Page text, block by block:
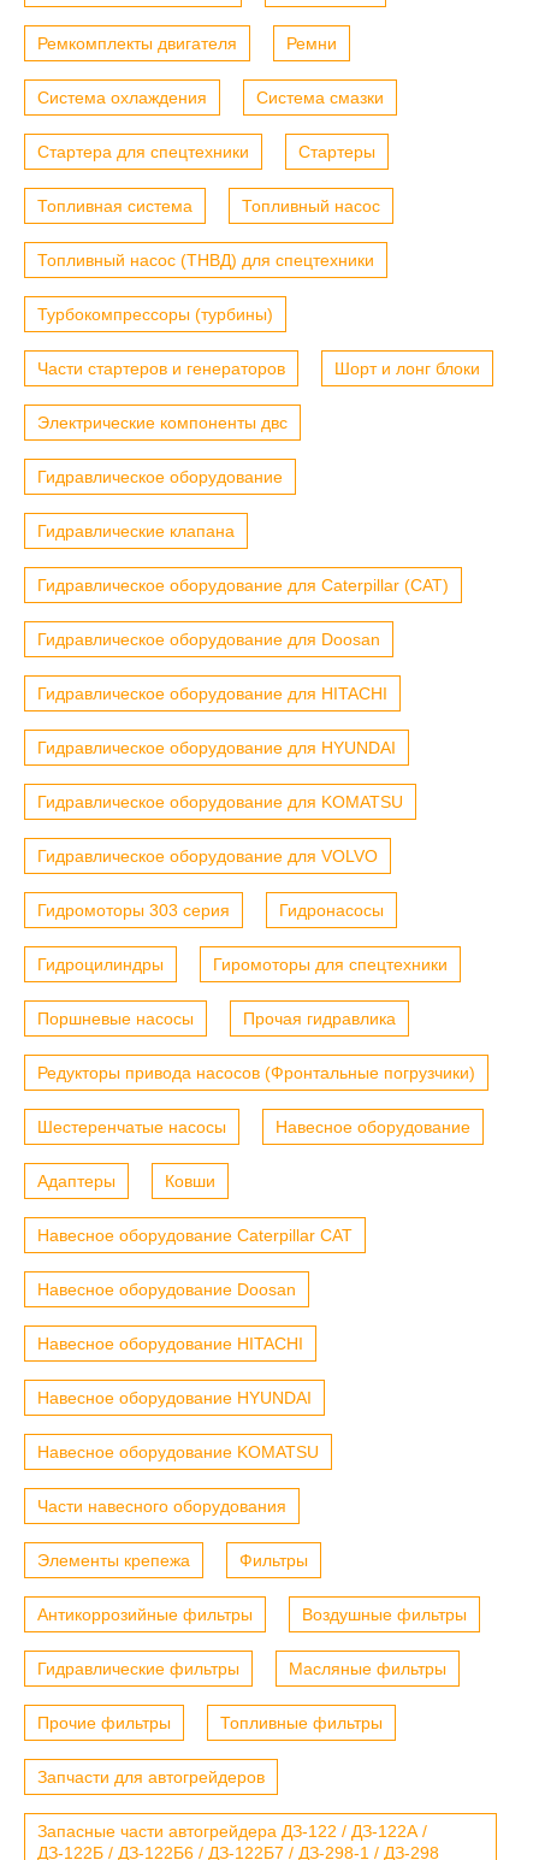
Ремкомплекты двигателя Ремни
Система охлаждения Система смазки
Стартера для спецтехники Стартеры
Топливная система Топливный насос
Топливный насос (ТНВД) для спецтехники
Турбокомпрессоры (турбины)
Части стартеров и генераторов Шорт и лонг блоки
Электрические компоненты двс
Гидравлическое оборудование
Гидравлические клапана
Гидравлическое оборудование для Caterpillar (CAT)
Гидравлическое оборудование для Doosan
Гидравлическое оборудование для HITACHI
Гидравлическое оборудование для HYUNDAI
Гидравлическое оборудование для KOMATSU
Гидравлическое оборудование для VOLVO
Гидромоторы 303 серия Гидронасосы
Гидроцилиндры Гиромоторы для спецтехники
Поршневые насосы Прочая гидравлика
Редукторы привода насосов (Фронтальные погрузчики)
Шестеренчатые насосы Навесное оборудование
Адаптеры Ковши
Навесное оборудование Caterpillar CAT
Навесное оборудование Doosan
Навесное оборудование HITACHI
Навесное оборудование HYUNDAI
Навесное оборудование KOMATSU
Части навесного оборудования
Элементы крепежа Фильтры
Антикоррозийные фильтры Воздушные фильтры
Гидравлические фильтры Масляные фильтры
Прочие фильтры Топливные фильтры
Запчасти для автогрейдеров
Запасные части автогрейдера ДЗ-122 / ДЗ-122А /
ДЗ-122Б / ДЗ-122Б6 / ДЗ-122Б7 / ДЗ-298-1 / ДЗ-298